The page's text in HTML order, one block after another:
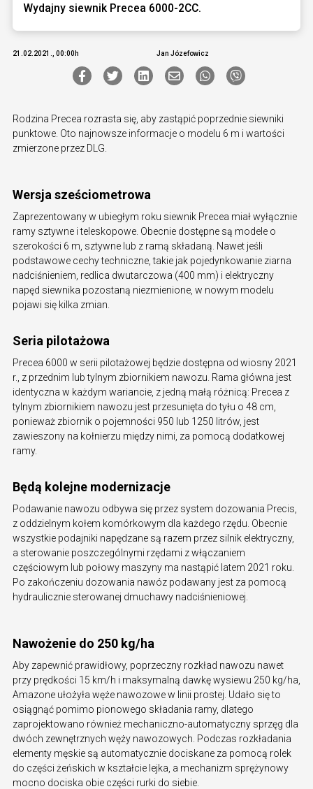
Wydajny siewnik Precea 6000-2CC.
21.02.2021., 00:00h Jan Józefowicz
Rodzina Precea rozrasta się, aby zastąpić poprzednie siewniki
punktowe. Oto najnowsze informacje o modelu 6 m i wartości
zmierzone przez DLG.
Wersja sześciometrowa
Zaprezentowany w ubiegłym roku siewnik Precea miał wyłącznie
ramy sztywne i teleskopowe. Obecnie dostępne są modele o
szerokości 6 m, sztywne lub z ramą składaną. Nawet jeśli
podstawowe cechy techniczne, takie jak pojedynkowanie ziarna
nadciśnieniem, redlica dwutarczowa (400 mm) i elektryczny
napęd siewnika pozostaną niezmienione, w nowym modelu
pojawi się kilka zmian.
Seria pilotażowa
Precea 6000 w serii pilotażowej będzie dostępna od wiosny 2021
r., z przednim lub tylnym zbiornikiem nawozu. Rama główna jest
identyczna w każdym wariancie, z jedną małą różnicą: Precea z
tylnym zbiornikiem nawozu jest przesunięta do tyłu o 48 cm,
ponieważ zbiornik o pojemności 950 lub 1250 litrów, jest
zawieszony na kołnierzu między nimi, za pomocą dodatkowej
ramy.
Będą kolejne modernizacje
Podawanie nawozu odbywa się przez system dozowania Precis,
z oddzielnym kołem komórkowym dla każdego rzędu. Obecnie
wszystkie podajniki napędzane są razem przez silnik elektryczny,
a sterowanie poszczególnymi rzędami z włączaniem
częściowym lub połowy maszyny ma nastąpić latem 2021 roku.
Po zakończeniu dozowania nawóz podawany jest za pomocą
hydraulicznie sterowanej dmuchawy nadciśnieniowej.
Nawożenie do 250 kg/ha
Aby zapewnić prawidłowy, poprzeczny rozkład nawozu nawet
przy prędkości 15 km/h i maksymalną dawkę wysiewu 250 kg/ha,
Amazone ułożyła węże nawozowe w linii prostej. Udało się to
osiągnąć pomimo pionowego składania ramy, dlatego
zaprojektowano również mechaniczno-automatyczny sprzęg dla
dwóch zewnętrznych węży nawozowych. Podczas rozkładania
elementy męskie są automatycznie dociskane za pomocą rolek
do części żeńskich w kształcie lejka, a mechanizm sprężynowy
mocno dociska obie części rurki do siebie.